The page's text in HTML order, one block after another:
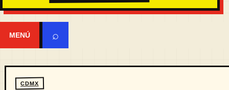
MENÚ ⌕
CDMX